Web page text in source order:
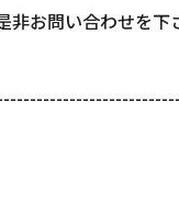
非お問い合わせを下